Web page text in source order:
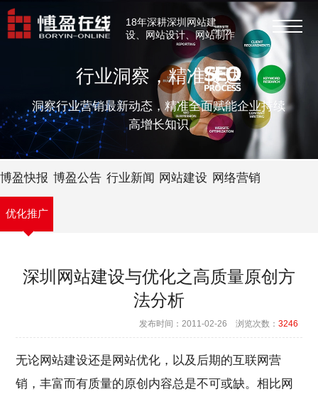
18年深耕深圳网站建
设、网站设计、网站制作
行业洞察，精准传达
洞察行业营销最新动态，精准全面赋能企业持续
高增长知识
博盈快报 博盈公告 行业新闻 网站建设 网络营销
优化推广
深圳网站建设与优化之高质量原创方
法分析
发布时间：2011-02-26 浏览次数： 3246
无论网站建设还是网站优化，以及后期的互联网营
销，丰富而有质量的原创内容总是不可或缺。相比网